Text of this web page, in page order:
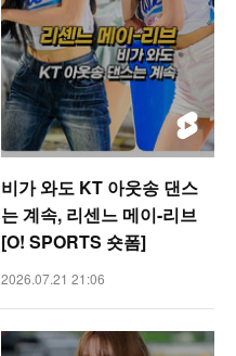
비가 와도 KT 아웃송 댄스
는 계속, 리센느 메이-리브
[O! SPORTS 숏폼]
2026.07.21 21:06